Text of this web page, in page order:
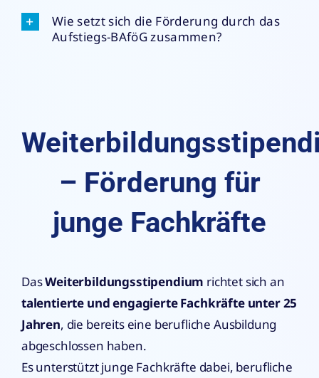
Wie setzt sich die Förderung durch das
Aufstiegs-BAföG zusammen?
– Förderung für
junge Fachkräfte
DasWeiterbildungsstipendium richtet sich an
talentierte und engagierte Fachkräfte unter 25
Jahren, die bereits eine berufliche Ausbildung
abgeschlossen haben.
Es unterstützt junge Fachkräfte dabei, berufliche